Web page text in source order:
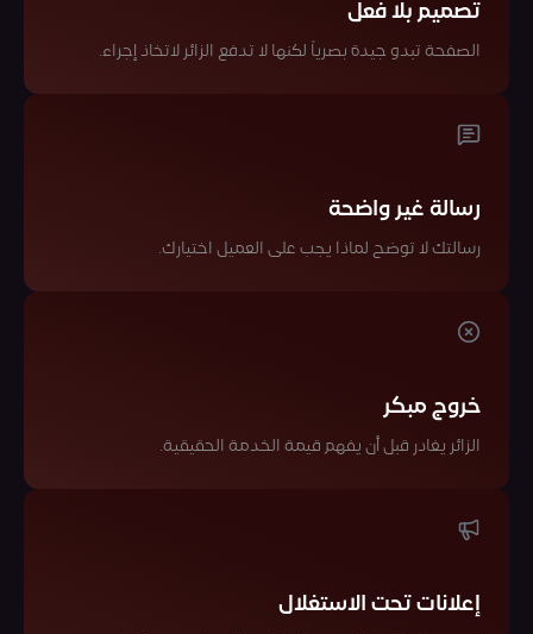
تصميم بلا فعل
الصفحة تبدو جيدة بصرياً لكنها لا تدفع الزائر لاتخاذ إجراء.
رسالة غير واضحة
رسالتك لا توضح لماذا يجب على العميل اختيارك.
خروج مبكر
الزائر يغادر قبل أن يفهم قيمة الخدمة الحقيقية.
إعلانات تحت الاستغلال